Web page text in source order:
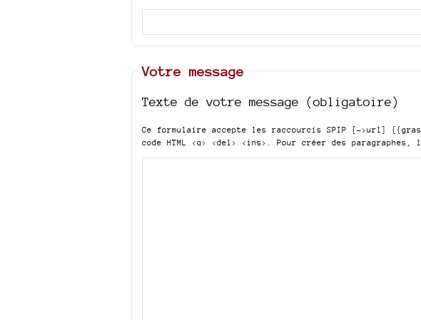
Votre message
Texte de votre message (obligatoire)
Ce formulaire accepte les raccourcis SPIP [->url]
code HTML <q> <del> <ins> . Pour créer des paragraphes,